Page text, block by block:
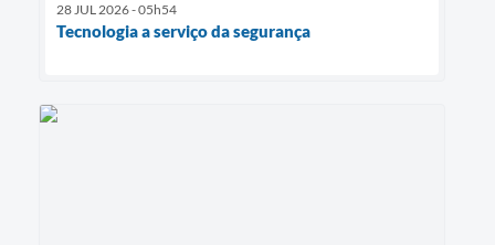
28 JUL 2026 - 05h54
Tecnologia a serviço da segurança